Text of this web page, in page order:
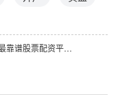
揭秘最靠谱股票配资平台：高效风险控制技巧大公开